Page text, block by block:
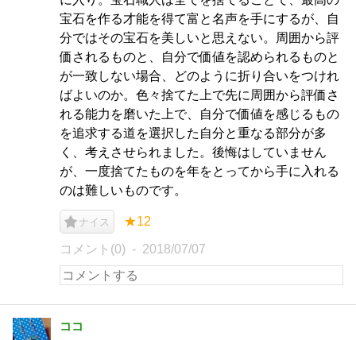
宝石を作る才能を得て富と名声を手にするが、自
分ではその宝石を美しいと思えない。周囲から評
価されるものと、自分で価値を認められるものと
が一致しない場合、どのように折り合いをつけれ
ばよいのか。色々捨てた上で先に周囲から評価さ
れる能力を磨いた上で、自分で価値を感じるもの
を追求する道を選択した自分と重なる部分が多
く、考えさせられました。後悔はしていません
が、一度捨てたものを年をとってから手に入れる
のは難しいものです。
ナイス ★12
コメント(0) 2018/07/07
ココ